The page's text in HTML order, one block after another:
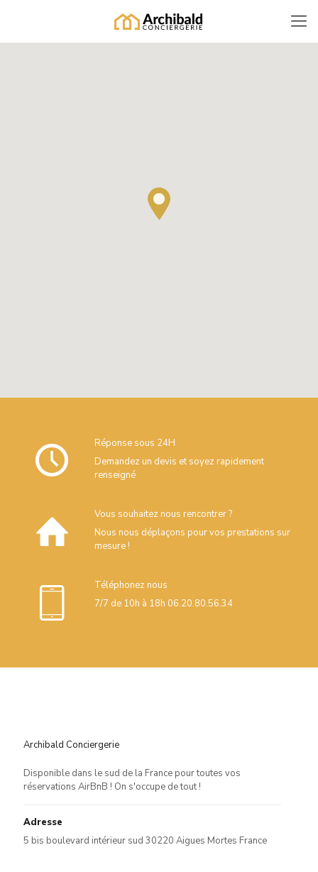
Réponse sous 24H
Demandez un devis et soyez rapidement
renseigné
Vous souhaitez nous rencontrer ?
Nous nous déplaçons pour vos prestations sur
mesure !
Téléphonez nous
7/7 de 10h à 18h 06.20.80.56.34
Archibald Conciergerie
Disponible dans le sud de la France pour toutes vos
réservations AirBnB ! On s'occupe de tout !
Adresse
5 bis boulevard intérieur sud 30220 Aigues Mortes France